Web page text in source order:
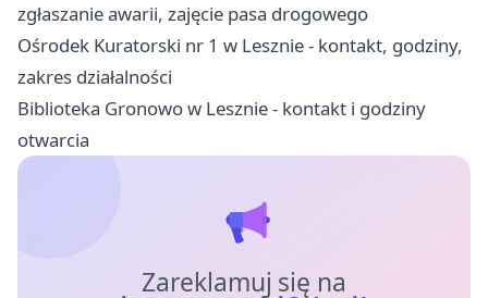
zgłaszanie awarii, zajęcie pasa drogowego
Ośrodek Kuratorski nr 1 w Lesznie - kontakt, godziny,
zakres działalności
Biblioteka Gronowo w Lesznie - kontakt i godziny
otwarcia
Zareklamuj się na